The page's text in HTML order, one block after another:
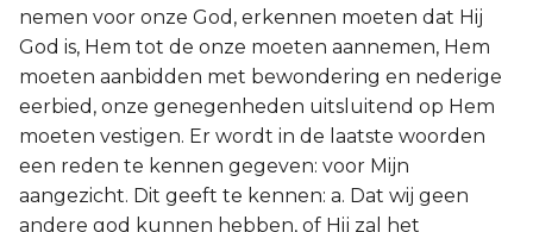
nemen voor onze God, erkennen moeten dat Hij
God is, Hem tot de onze moeten aannemen, Hem
moeten aanbidden met bewondering en nederige
eerbied, onze genegenheden uitsluitend op Hem
moeten vestigen. Er wordt in de laatste woorden
een reden te kennen gegeven: voor Mijn
aangezicht. Dit geeft te kennen: a. Dat wij geen
andere god kunnen hebben, of Hij zal het